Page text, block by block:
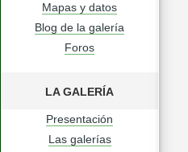
Mapas y datos
Blog de la galería
Foros
LA GALERÍA
Presentación
Las galerías